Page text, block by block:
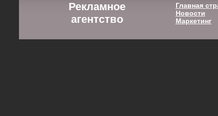
Рекламное
агентство
Главная
Новости
Маркетинг